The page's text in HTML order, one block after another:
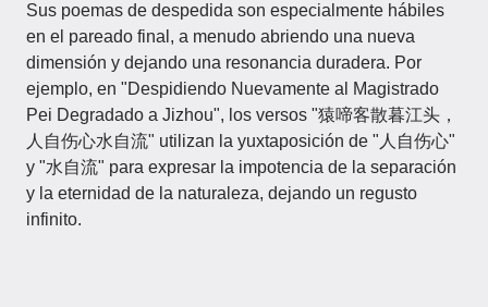
Sus poemas de despedida son especialmente hábiles
en el pareado final, a menudo abriendo una nueva
dimensión y dejando una resonancia duradera. Por
ejemplo, en "Despidiendo Nuevamente al Magistrado
Pei Degradado a Jizhou", los versos "猿啼客散暮江头，
人自伤心水自流" utilizan la yuxtaposición de "人自伤心"
y "水自流" para expresar la impotencia de la separación
y la eternidad de la naturaleza, dejando un regusto
infinito.